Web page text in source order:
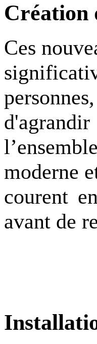
Création
Ces nouv
personnes,
moderne
courent
avant de